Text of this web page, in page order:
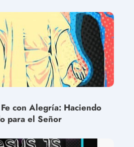
con Alegría: Haciendo
para el Señor